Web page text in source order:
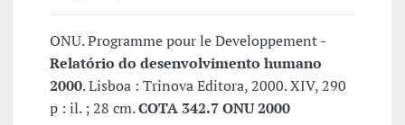
ONU. Programme pour le Developpement -
Relatório do desenvolvimento humano
2000. Lisboa : Trinova Editora, 2000. XIV, 290
p : il. ; 28 cm.COTA 342.7 ONU 2000